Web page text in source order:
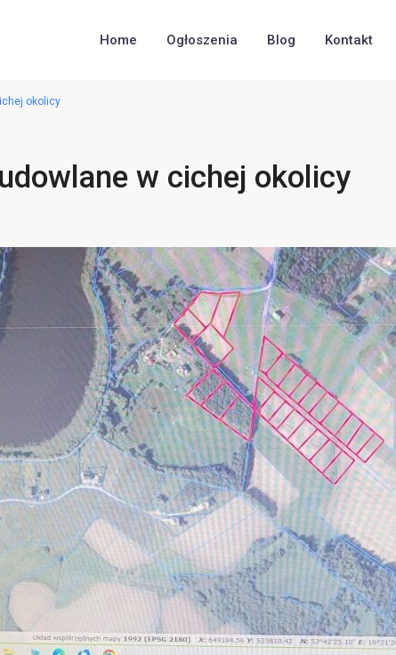
Home Ogłoszenia Blog Kontakt
okolicy
w cichej okolicy